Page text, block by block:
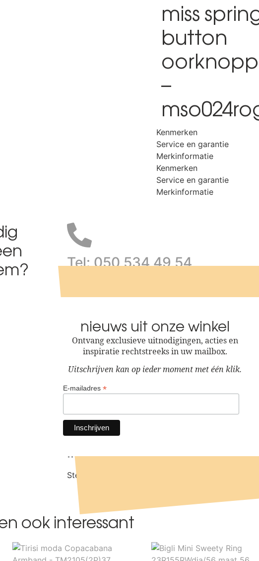
miss
button
–
Kenmerken
Service en garantie
Merkinformatie
Kenmerken
Service en garantie
Merkinformatie
Tel: 050 534 49 54
WhatsApp met ons
info@ha-juweliers.nl
Stel uw vraag via e-mail
ook interessant
nieuws uit onze winkel
Ontvang exclusieve uitnodigingen, acties en
inspiratie rechtstreeks in uw mailbox.
Uitschrijven kan op ieder moment met één klik.
E-mailadres *